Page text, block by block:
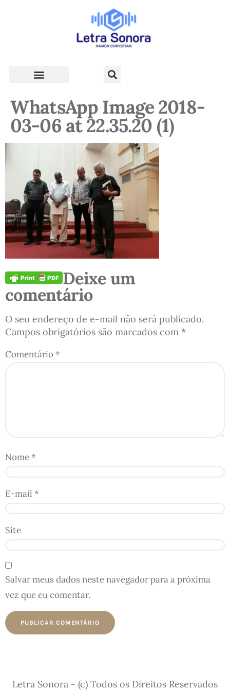
WhatsApp Image 2018-
03-06 at 22.35.20 (1)
Deixe um
comentário
O seu endereço de e-mail não será publicado.
Campos obrigatórios são marcados com *
Comentário*
Nome*
E-mail *
Site
Salvar meus dados neste navegador para a próxima
vez que eu comentar.
Letra Sonora - (c) Todos os Direitos Reservados